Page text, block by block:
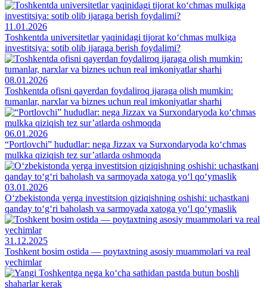
11.01.2026
Toshkentda universitetlar yaqinidagi tijorat ko‘chmas mulkiga
investitsiya: sotib olib ijaraga berish foydalimi?
08.01.2026
Toshkentda ofisni qayerdan foydaliroq ijaraga olish mumkin:
tumanlar, narxlar va biznes uchun real imkoniyatlar sharhi
06.01.2026
“Portlovchi” hududlar: nega Jizzax va Surxondaryoda ko‘chmas
mulkka qiziqish tez sur’atlarda oshmoqda
03.01.2026
O‘zbekistonda yerga investitsion qiziqishning oshishi: uchastkani
qanday to‘g‘ri baholash va sarmoyada xatoga yo‘l qo‘ymaslik
31.12.2025
Toshkent bosim ostida — poytaxtning asosiy muammolari va real
yechimlar